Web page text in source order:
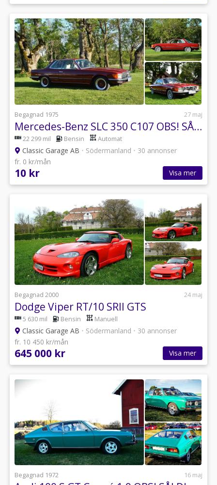
Begagnad 1975 27 maj
Mercedes-Benz SLC 350 C107 OBS! SÅLD SOLD!
22 299 mil Bensin Automat
Classic Garage AB • Södermanland • 30 annonser
fr. 0 kr/mån
10 kr Visa mer
Begagnad 2000 24 maj
Dodge Viper RT/10 SRII GTS
5 630 mil Bensin Manuell
Classic Garage AB • Södermanland • 30 annonser
fr. 10 450 kr/mån
645 000 kr Visa mer
Begagnad 1972 16 maj